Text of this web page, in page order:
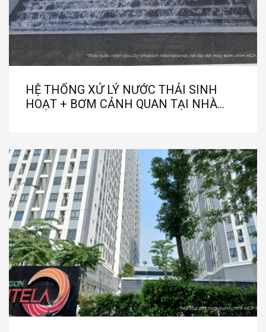
HỆ THỐNG XỬ LÝ NƯỚC THẢI SINH
HOẠT + BƠM CẢNH QUAN TẠI NHÀ